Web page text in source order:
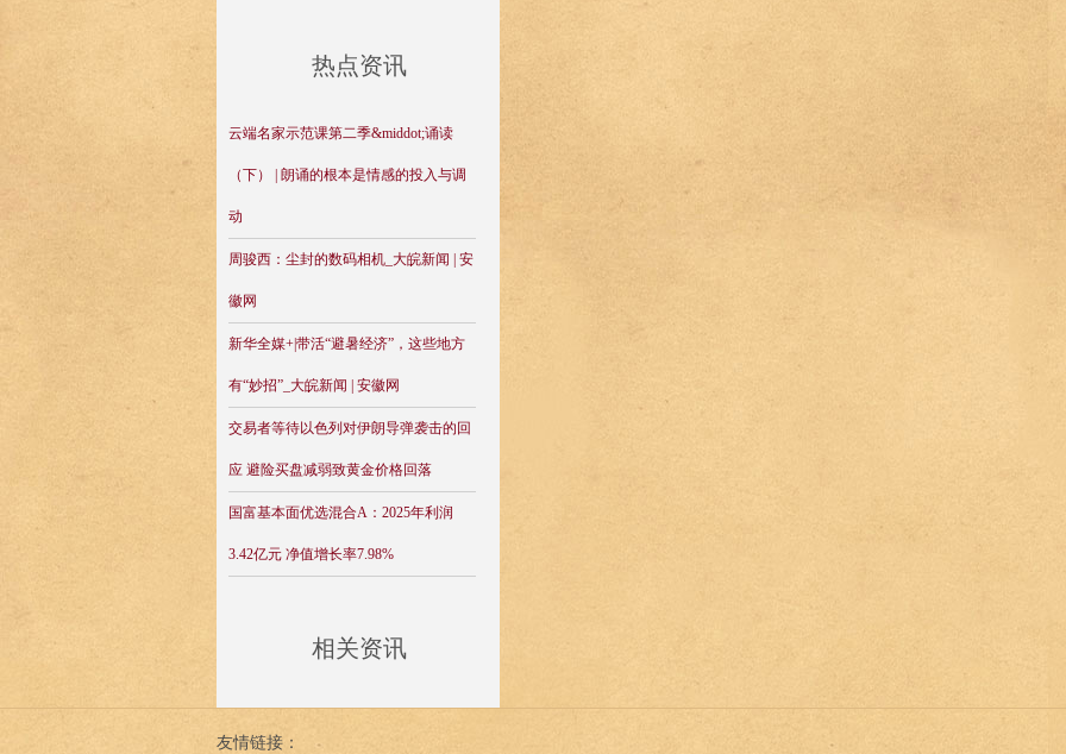
热点资讯
云端名家示范课第二季&middot;诵读
（下） | 朗诵的根本是情感的投入与调
动
周骏西：尘封的数码相机_大皖新闻 | 安
徽网
新华全媒+|带活“避暑经济”，这些地方
有“妙招”_大皖新闻 | 安徽网
交易者等待以色列对伊朗导弹袭击的回
应 避险买盘减弱致黄金价格回落
国富基本面优选混合A：2025年利润
3.42亿元 净值增长率7.98%
相关资讯
友情链接：